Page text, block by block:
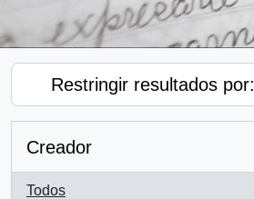
Restringir resultados por:
Creador
Todos